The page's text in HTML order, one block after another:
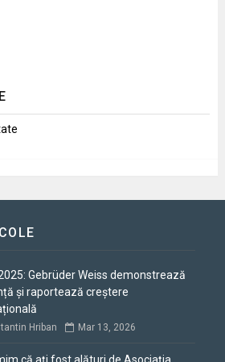
Gebrüder Weiss demonstrează
și raportează creștere
Hriban Mar 13, 2026